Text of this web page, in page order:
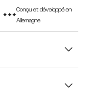
Conçu et développé en
Allemagne